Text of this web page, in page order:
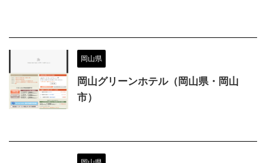
岡山県
岡山グリーンホテル（岡山県・岡山
市）